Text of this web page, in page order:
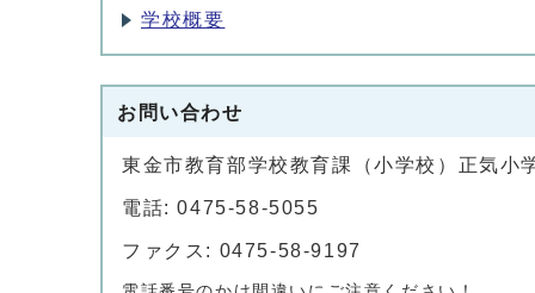
学校概要
お問い合わせ
東金市教育部学校教育課（小学校）正気小
電話: 0475-58-5055
ファクス: 0475-58-9197